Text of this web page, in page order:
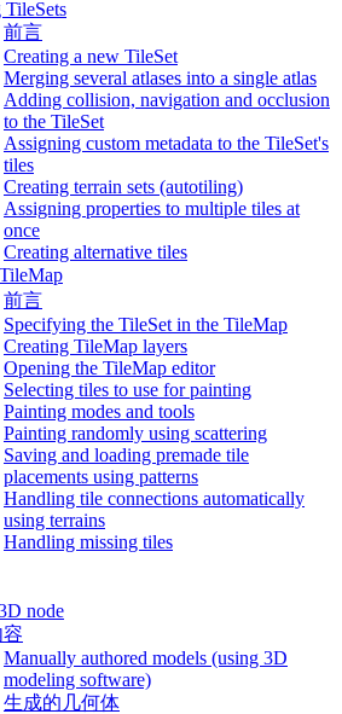
TileSets
前言
Creating a new TileSet
Merging several atlases into a single atlas
Adding collision, navigation and occlusion
to the TileSet
Assigning custom metadata to the TileSet's
tiles
Creating terrain sets (autotiling)
Assigning properties to multiple tiles at
once
Creating alternative tiles
前言
Specifying the TileSet in the TileMap
Creating TileMap layers
Opening the TileMap editor
Selecting tiles to use for painting
Painting modes and tools
Painting randomly using scattering
Saving and loading premade tile
placements using patterns
Handling tile connections automatically
using terrains
Handling missing tiles
node
Manually authored models (using 3D
modeling software)
生成的几何体